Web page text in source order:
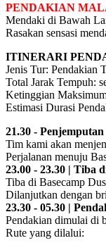
PENDAKIAN
Mendaki di Bawah
Rasakan sensasi
ITINERARI
Jenis Tur: Pendakian
Total Jarak Tempuh:
Ketinggian
Estimasi Durasi
21.30 -
Tim kami akan
Perjalanan menuju
23.00 - 23.30 | Tiba
Tiba di Basecamp
Dilanjutkan dengan
23.30 - 05.30 |
Pendakian dimulai di
Rute yang dilalui: